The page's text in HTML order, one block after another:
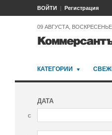
ВОЙТИ Регистрация
09 АВГУСТА, ВОСКРЕСЕНЬЕ
КАТЕГОРИИ
ДАТА
с